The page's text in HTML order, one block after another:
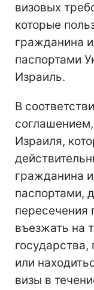
визовых
которые
гражданина
паспортами
Израиль.
В
Израиля,
гражданина
паспортами,
пересечения
въезжать на
государства,
или
визы в